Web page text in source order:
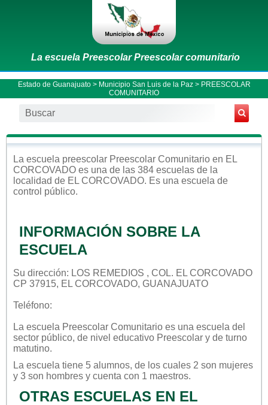
La escuela Preescolar Preescolar comunitario
Estado de Guanajuato> Municipio San Luis de la Paz> PREESCOLAR
COMUNITARIO
La escuela preescolar Preescolar Comunitario en EL
CORCOVADO es una de las 384 escuelas de la
localidad de EL CORCOVADO. Es una escuela de
control público.
INFORMACIÓN SOBRE LA
ESCUELA
Su dirección: LOS REMEDIOS , COL. EL CORCOVADO
CP 37915, EL CORCOVADO, GUANAJUATO
Teléfono:
La escuela Preescolar Comunitario es una escuela del
sector público, de nivel educativo Preescolar y de turno
matutino.
La escuela tiene 5 alumnos, de los cuales 2 son mujeres
y 3 son hombres y cuenta con 1 maestros.
OTRAS ESCUELAS EN EL